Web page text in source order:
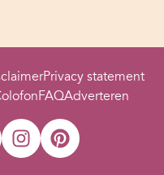
Privacy statement
FAQAdverteren